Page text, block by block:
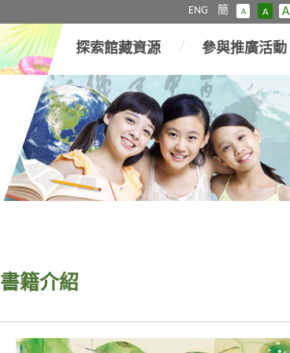
ENG 簡 A A A
探索館藏資源 參與推廣活動
書籍介紹